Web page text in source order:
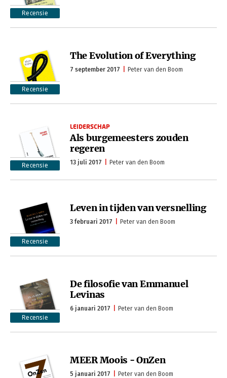
Recensie
Recensie
The Evolution of Everything
7 september 2017 Peter van den Boom
Recensie
LEIDERSCHAP
Als burgemeesters zouden
regeren
13 juli 2017 Peter van den Boom
Recensie
Leven in tijden van versnelling
3 februari 2017 Peter van den Boom
Recensie
De filosofie van Emmanuel
Levinas
6 januari 2017 Peter van den Boom
MEER Moois - OnZen
5 januari 2017 Peter van den Boom